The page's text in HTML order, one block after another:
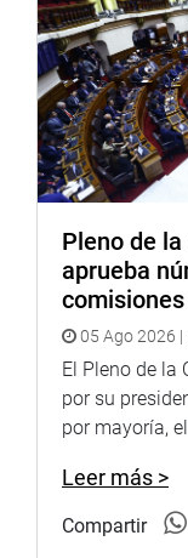
INSTITUCIONAL
Pleno de
aprueba
05 Ago 2026 |
El Pleno de la
por su
por mayoría,
Leer más >
Compartir